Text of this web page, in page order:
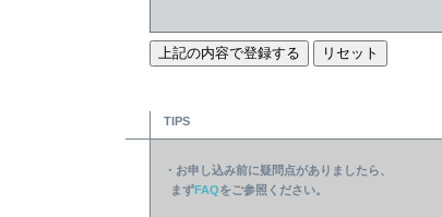
TIPS
・お申し込み前に疑問点がありましたら、
まずFAQをご参照ください。